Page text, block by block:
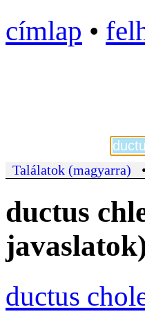
címlap •
Találatok (magyarra) •
ductus
ductus